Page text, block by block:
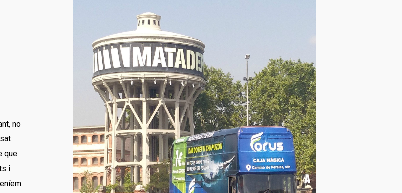
no
que
i